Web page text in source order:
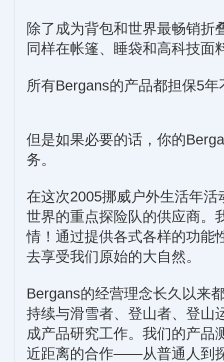
除了成为背包和世界最畅销折
同样在帐篷、睡袋和高科技面
所有Bergans的产品都担保5
但是如果必要的话，你的
务。
在这次2005挪威户外生活年
世界的重点探险队的供应商。
情！通过提供各式各样的功能
去享受我们原始的大自然。
Bergans的经营理念长久以来
持续与滑雪者、登山者、登山
成产品研究工作。我们的产品
近距离的合作——从普通人到